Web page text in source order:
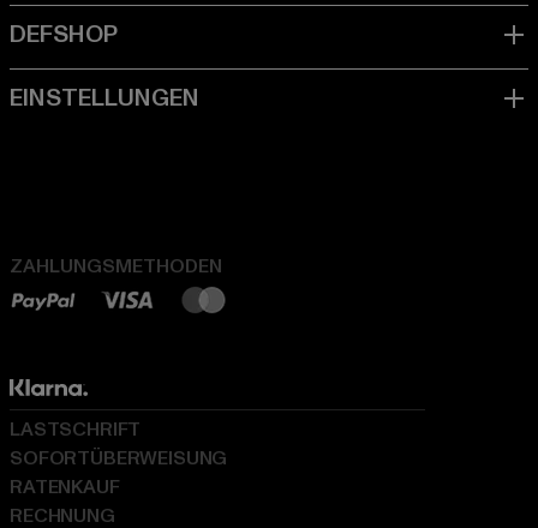
ZAHLUNGSMETHODEN
LASTSCHRIFT
SOFORTÜBERWEISUNG
RATENKAUF
RECHNUNG